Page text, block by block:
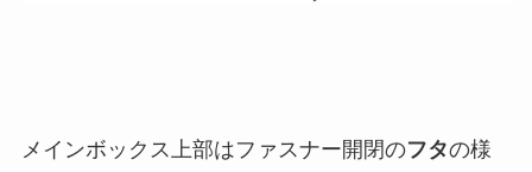
メインボックス上部はファスナー開閉のフタの様